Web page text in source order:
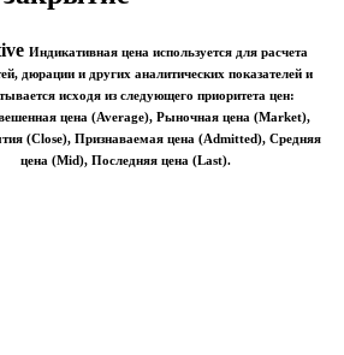
Индикативная цена используется для расчета
дюрации и других аналитических показателей и
исходя из следующего приоритета цен:
цена (Average), Рыночная цена (Market),
(Close), Признаваемая цена (Admitted), Средняя
цена (Mid), Последняя цена (Last).